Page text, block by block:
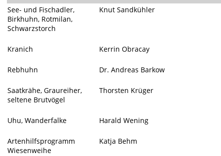
See- und Fischadler,
Birkhuhn, Rotmilan,
Schwarzstorch
Knut Sandkühler
Kranich Kerrin Obracay
Rebhuhn Dr. Andreas Barkow
Saatkrähe, Graureiher,
seltene Brutvögel
Thorsten Krüger
Uhu, Wanderfalke Harald Wening
Artenhilfsprogramm
Wiesenweihe
Katja Behm